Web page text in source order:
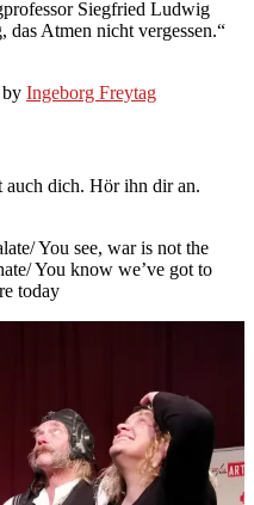
Siegfried Ludwig
das Atmen nicht vergessen.“
by Ingeborg Freytag
dich. Hör ihn dir an.
You see, war is not the
You know we’ve got to
today